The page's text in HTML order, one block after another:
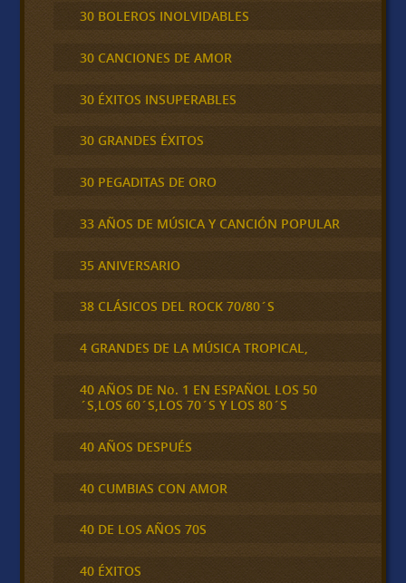
30 BOLEROS INOLVIDABLES
30 CANCIONES DE AMOR
30 ÉXITOS INSUPERABLES
30 GRANDES ÉXITOS
30 PEGADITAS DE ORO
33 AÑOS DE MÚSICA Y CANCIÓN POPULAR
35 ANIVERSARIO
38 CLÁSICOS DEL ROCK 70/80´S
4 GRANDES DE LA MÚSICA TROPICAL,
40 AÑOS DE No. 1 EN ESPAÑOL LOS 50
´S,LOS 60´S,LOS 70´S Y LOS 80´S
40 AÑOS DESPUÉS
40 CUMBIAS CON AMOR
40 DE LOS AÑOS 70S
40 ÉXITOS